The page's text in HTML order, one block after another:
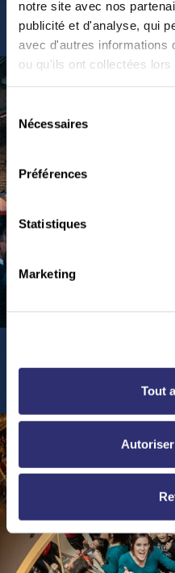
notre site avec nos
publicité et d'analyse, qui
avec d'autres informations
ou qu'ils ont collectées
Sélection
du
consentement
Nécessaires
Préférences
Statistiques
Marketing
Tout